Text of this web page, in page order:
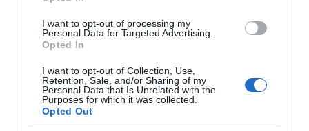
I want to opt-out of processing my
Personal Data for Targeted Advertising.
Opted In
I want to opt-out of Collection, Use,
Retention, Sale, and/or Sharing of my
Personal Data that Is Unrelated with the
Purposes for which it was collected.
Opted Out